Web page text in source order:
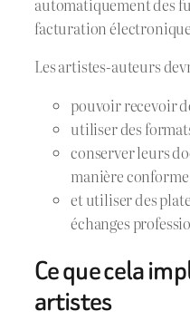
facturation
Les artistes-auteurs
pouvoir recevoir
utiliser des
conserver leurs
manière
et utiliser des
échanges
Ce que cela
artistes